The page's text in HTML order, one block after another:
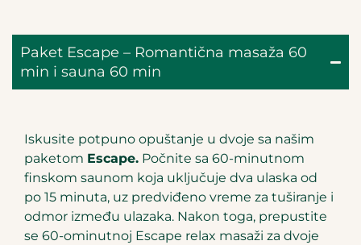
Paket Escape – Romantična masaža 60
min i sauna 60 min
Iskusite potpuno opuštanje u dvoje sa našim
paketom Escape. Počnite sa 60-minutnom
finskom saunom koja uključuje dva ulaska od
po 15 minuta, uz predviđeno vreme za tuširanje i
odmor između ulazaka. Nakon toga, prepustite
se 60-ominutnoj Escape relax masaži za dvoje